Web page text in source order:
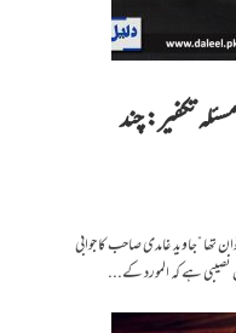
تکفیر: چند
تھا ”جاوید غامدی صاحب کا جوابی
نصیبی ہے کہ المورد کے...